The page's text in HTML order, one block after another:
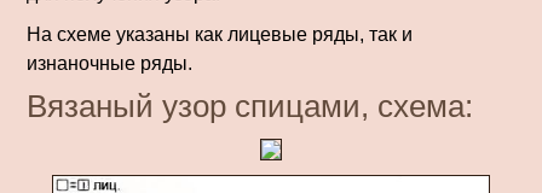
На схеме указаны как лицевые ряды, так и
изнаночные ряды.
Вязаный узор спицами, схема: